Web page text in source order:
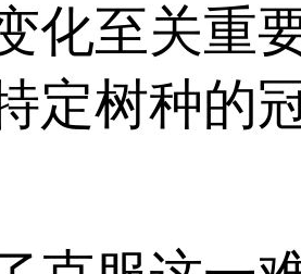
化至关重
定树种的